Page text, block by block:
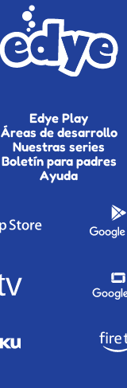
Edye Play
Áreas de desarrollo
Nuestras series
Boletín para padres
Ayuda